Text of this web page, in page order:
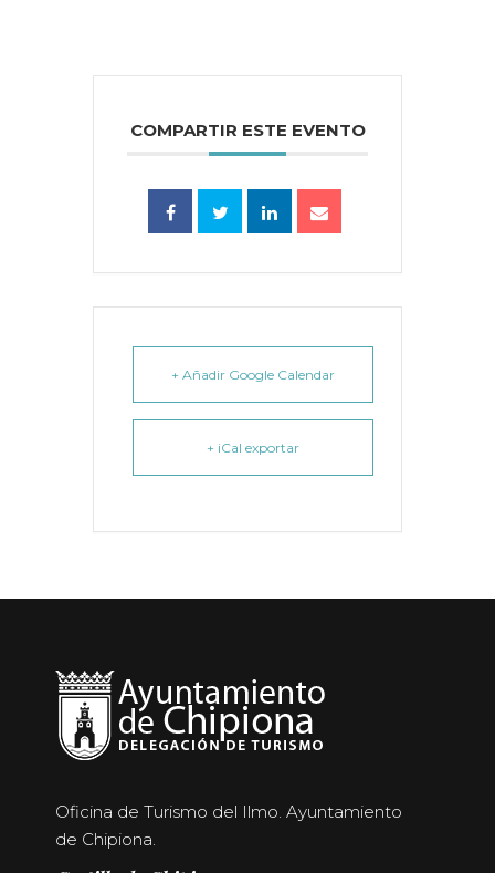
COMPARTIR ESTE EVENTO
+ Añadir Google Calendar
+ iCal exportar
Oficina de Turismo del Ilmo. Ayuntamiento
de Chipiona.